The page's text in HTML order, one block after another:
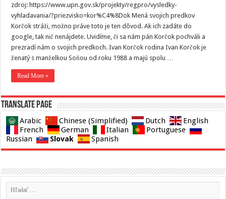
zdroj: https://www.upn.gov.sk/projekty/regpro/vysledky-
vyhladavania/?priezvisko=kor%C4%8Dok Mená svojich predkov
Korčok stráži, možno práve toto je ten dôvod. Ak ich zadáte do
google, tak nič nenájdete. Uvidíme, či sa nám pán Korčok pochváli a
prezradí nám o svojich predkoch. Ivan Korčok rodina Ivan Korčok je
ženatý s manželkou Soňou od roku 1988 a majú spolu …
Read More »
Translate page
Arabic Chinese (Simplified) Dutch
English
French
German Italian
Portuguese
Russian
Slovak Spanish